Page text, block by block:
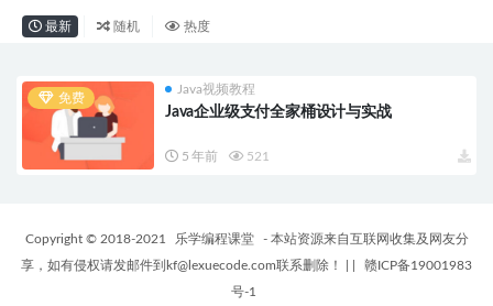
最新 随机 热度
免费
Java视频教程
Java企业级支付全家桶设计与实战
5 年前 521
Copyright © 2018-2021 乐学编程课堂
- 本站资源来自互联网收集及网友分
享，如有侵权请发邮件到kf@lexuecode.com联系删除！
赣ICP备19001983
号-1